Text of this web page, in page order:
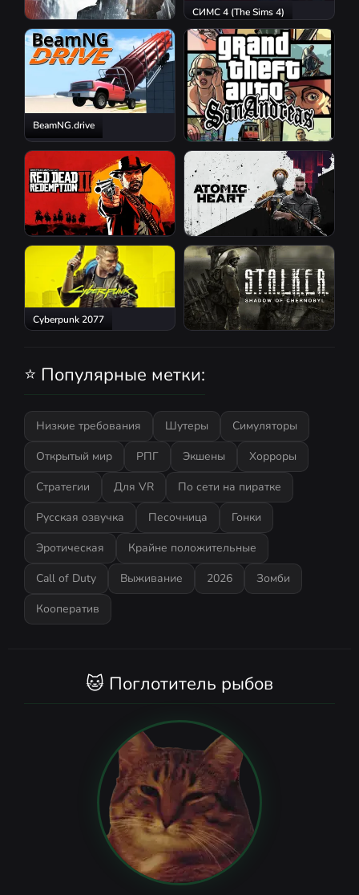
Resident Evil Requiem
СИМС 4 (The Sims 4)
BeamNG.drive
GTA San Andreas
Red Dead Redemption 2 Atomic Heart
Cyberpunk 2077
⭐ Популярные метки:
Низкие требования Шутеры
Симуляторы
Открытый мир
РПГ Экшены
Хорроры
Стратегии
Для VR
По сети на пиратке
Русская озвучка
Песочница
Гонки
Эротическая
Крайне положительные
Call of Duty
Выживание 2026
Зомби
Кооператив
🐱 Поглотитель рыбов